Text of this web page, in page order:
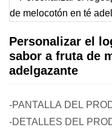
Personalizar el
sabor a fruta de
adelgazante
-PANTALLA DEL
-DETALLES DEL